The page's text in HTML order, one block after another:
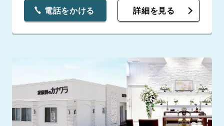
電話をかける 詳細を見る